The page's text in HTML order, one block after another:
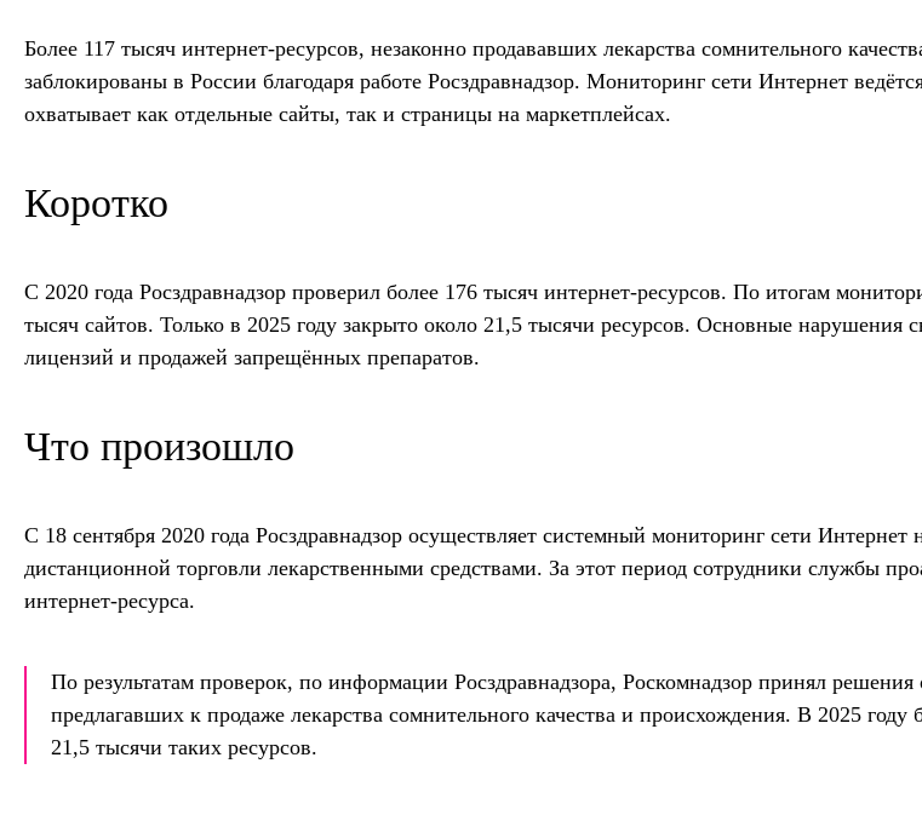
Более 117 тысяч интернет-ресурсов, незаконно продававших лекарства сомнительного
заблокированы в России благодаря работе Росздравнадзор. Мониторинг сети Интернет
охватывает как отдельные сайты, так и страницы на маркетплейсах.
Коротко
С 2020 года Росздравнадзор проверил более 176 тысяч интернет-ресурсов. По итогам
тысяч сайтов. Только в 2025 году закрыто около 21,5 тысячи ресурсов. Основные нарушения
лицензий и продажей запрещённых препаратов.
Что произошло
С 18 сентября 2020 года Росздравнадзор осуществляет системный мониторинг сети Интернет
дистанционной торговли лекарственными средствами. За этот период сотрудники службы
интернет-ресурса.
По результатам проверок, по информации Росздравнадзора, Роскомнадзор принял решения
предлагавших к продаже лекарства сомнительного качества и происхождения. В 2025 году
21,5 тысячи таких ресурсов.